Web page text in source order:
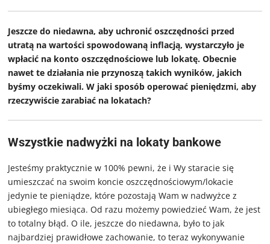
Jeszcze do niedawna, aby uchronić oszczędności przed
utratą na wartości spowodowaną inflacją, wystarczyło je
wpłacić na konto oszczędnościowe lub lokatę. Obecnie
nawet te działania nie przynoszą takich wyników, jakich
byśmy oczekiwali. W jaki sposób operować pieniędzmi, aby
rzeczywiście zarabiać na lokatach?
Wszystkie nadwyżki na lokaty bankowe
Jesteśmy praktycznie w 100% pewni, że i Wy staracie się
umieszczać na swoim koncie oszczędnościowym/lokacie
jedynie te pieniądze, które pozostają Wam w nadwyżce z
ubiegłego miesiąca. Od razu możemy powiedzieć Wam, że jest
to totalny błąd. O ile, jeszcze do niedawna, było to jak
najbardziej prawidłowe zachowanie, to teraz wykonywanie